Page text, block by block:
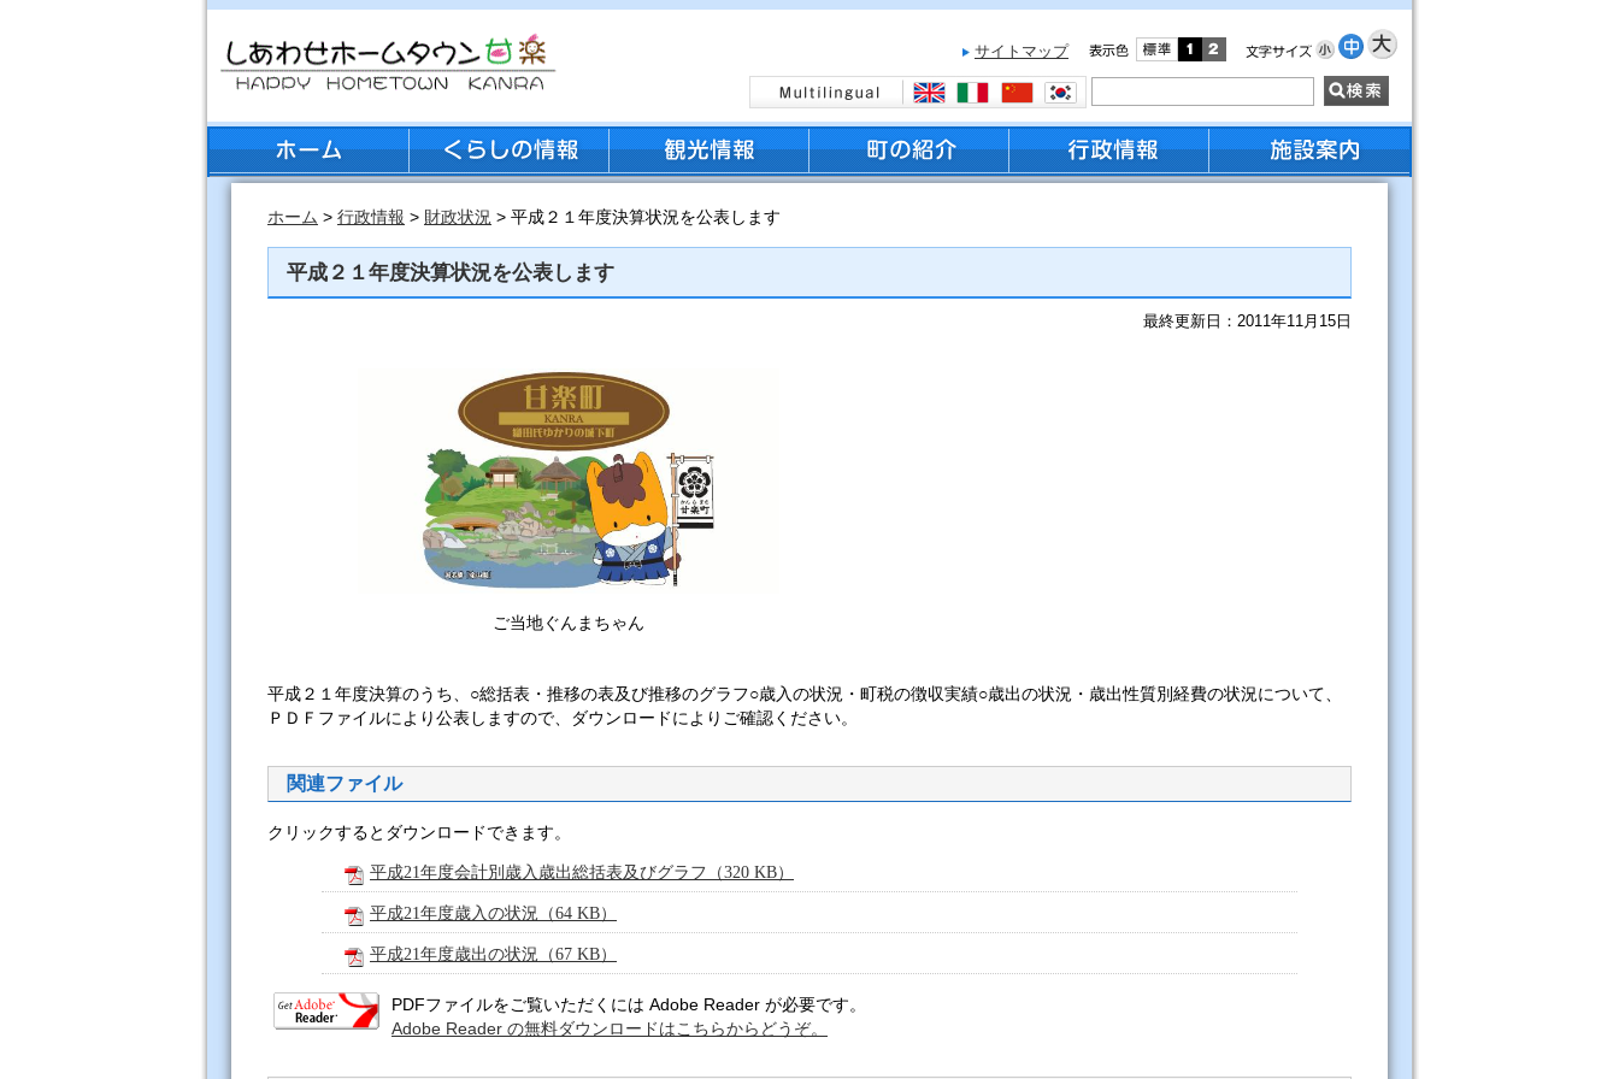
サイトマップ
ホーム > 行政情報 > 財政状況 > 平成２１年度決算状況を公表します
平成２１年度決算状況を公表します
最終更新日：2011年11月15日
ご当地ぐんまちゃん
平成２１年度決算のうち、○総括表・推移の表及び推移のグラフ○歳入の状況・町税の徴収実績○歳出の状況・歳出性質別経費の状況について、
ＰＤＦファイルにより公表しますので、ダウンロードによりご確認ください。
関連ファイル
クリックするとダウンロードできます。
平成21年度会計別歳入歳出総括表及びグラフ（320 KB）
平成21年度歳入の状況（64 KB）
平成21年度歳出の状況（67 KB）
PDFファイルをご覧いただくには Adobe Reader が必要です。
Adobe Reader の無料ダウンロードはこちらからどうぞ。